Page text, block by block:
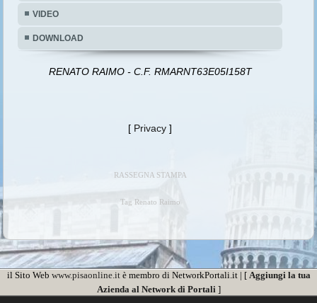
VIDEO
DOWNLOAD
RENATO RAIMO - C.F. RMARNT63E05I158T
[ Privacy ]
RASSEGNA STAMPA
Tag Renato Raimo
il Sito Web www.pisaonline.itè membro di NetworkPortali.it | [ Aggiungi la tua
Azienda al Network di Portali]